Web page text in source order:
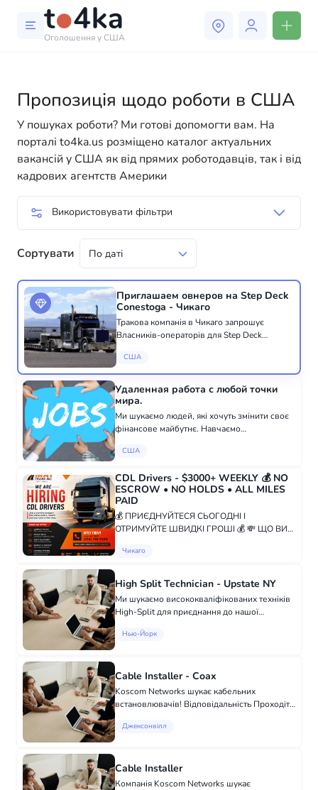
Оголошення у США
Пропозиція щодо роботи в США
У пошуках роботи? Ми готові допомогти вам. На
порталі to4ka.us розміщено каталог актуальних
вакансій у США як від прямих роботодавців, так і від
кадрових агентств Америки
Використовувати фільтри
Сортувати
Приглашаем овнеров на Step Deck
Conestoga - Чикаго
Тракова компанія в Чикаго запрошує
Власників-операторів для Step Deck
Flatbed Conestoga, RGN та Lowboy. -
Мінімальний досвід роботи: 2 роки -
Переваги: Досві...
США
Удаленная работа с любой точки
мира.
Ми шукаємо людей, які хочуть змінити своє
фінансове майбутнє. Навчаємо
додатковий та пасивний дохід. Підтримуємо
розв...
США
CDL Drivers - $3000+ WEEKLY 💰 NO
ESCROW • NO HOLDS • ALL MILES
PAID
💰 ПРИЄДНУЙТЕСЯ СЬОГОДНІ І
ОТРИМУЙТЕ ШВИДКІ ГРОШІ 💰 💸 ЩО ВИ
МИЛИ ОПЛАЧУЮТЬСЯ — ПОРОЖНІ І
часткові вантажі — БІЛЬШЕ РЕЙСІВ =...
Чикаго
High Split Technician - Upstate NY
Ми шукаємо висококваліфікованих техніків
High-Split для приєднання до нашої
комісійній основі! ТІЛЬКИ З ВЛАСНИМ
Нью-Йорк
Cable Installer - Coax
Koscom Networks шукає кабельних
встановлювачів! Відповідальність Проходіть
(повинні мати можливість нести 28-футову
Джексонвілл
Cable Installer
Компанія Koscom Networks шукає